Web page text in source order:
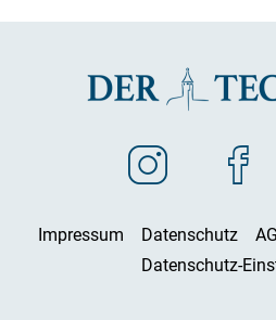
Impressum Datenschutz
Datenschutz-